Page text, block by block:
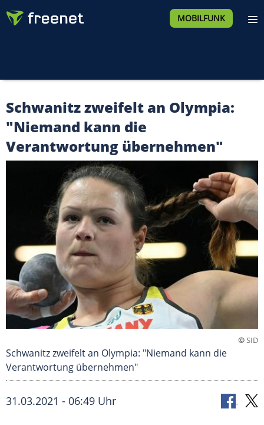
MOBILFUNK
Schwanitz zweifelt an Olympia:
"Niemand kann die
Verantwortung übernehmen"
©SID
Schwanitz zweifelt an Olympia: "Niemand kann die
Verantwortung übernehmen"
31.03.2021 - 06:49 Uhr